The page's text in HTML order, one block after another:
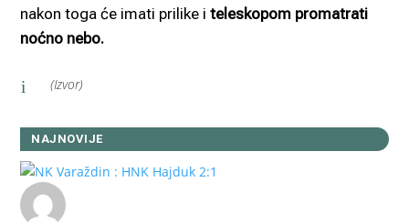
nakon toga će imati prilike iteleskopom promatrati
noćno nebo.
i (Izvor)
NAJNOVIJE